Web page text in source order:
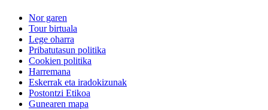
Nor garen
Tour birtuala
Lege oharra
Pribatutasun politika
Cookien politika
Harremana
Eskerrak eta iradokizunak
Postontzi Etikoa
Gunearen mapa